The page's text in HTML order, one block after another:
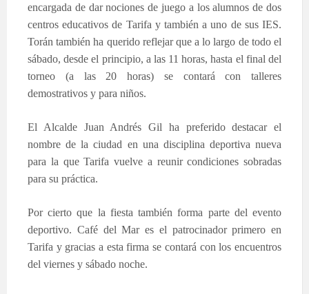
encargada de dar nociones de juego a los alumnos de dos
centros educativos de Tarifa y también a uno de sus IES.
Torán también ha querido reflejar que a lo largo de todo el
sábado, desde el principio, a las 11 horas, hasta el final del
torneo (a las 20 horas) se contará con talleres
demostrativos y para niños.
El Alcalde Juan Andrés Gil ha preferido destacar el
nombre de la ciudad en una disciplina deportiva nueva
para la que Tarifa vuelve a reunir condiciones sobradas
para su práctica.
Por cierto que la fiesta también forma parte del evento
deportivo. Café del Mar es el patrocinador primero en
Tarifa y gracias a esta firma se contará con los encuentros
del viernes y sábado noche.